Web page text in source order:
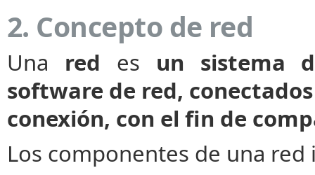
2. Concepto de red
Una red es un sistema
software de red,
conexión, con el fin de
Los componentes de una red